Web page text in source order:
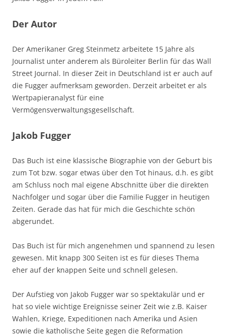
Der Autor
Der Amerikaner Greg Steinmetz arbeitete 15 Jahre als
Journalist unter anderem als Büroleiter Berlin für das Wall
Street Journal. In dieser Zeit in Deutschland ist er auch auf
die Fugger aufmerksam geworden. Derzeit arbeitet er als
Wertpapieranalyst für eine
Vermögensverwaltungsgesellschaft.
Jakob Fugger
Das Buch ist eine klassische Biographie von der Geburt bis
zum Tot bzw. sogar etwas über den Tot hinaus, d.h. es gibt
am Schluss noch mal eigene Abschnitte über die direkten
Nachfolger und sogar über die Familie Fugger in heutigen
Zeiten. Gerade das hat für mich die Geschichte schön
abgerundet.
Das Buch ist für mich angenehmen und spannend zu lesen
gewesen. Mit knapp 300 Seiten ist es für dieses Thema
eher auf der knappen Seite und schnell gelesen.
Der Aufstieg von Jakob Fugger war so spektakulär und er
hat so viele wichtige Ereignisse seiner Zeit wie z.B. Kaiser
Wahlen, Kriege, Expeditionen nach Amerika und Asien
sowie die katholische Seite gegen die Reformation